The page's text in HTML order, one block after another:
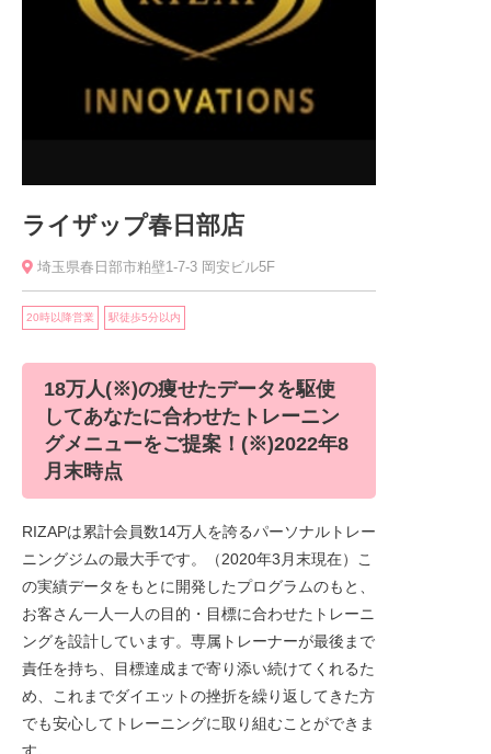
ライザップ春日部店
埼玉県春日部市粕壁1-7-3 岡安ビル5F
20時以降営業 駅徒歩5分以内
18万人(※)の痩せたデータを駆使
してあなたに合わせたトレーニン
グメニューをご提案！(※)2022年8
月末時点
RIZAPは累計会員数14万人を誇るパーソナルトレー
ニングジムの最大手です。（2020年3月末現在）こ
の実績データをもとに開発したプログラムのもと、
お客さん一人一人の目的・目標に合わせたトレーニ
ングを設計しています。専属トレーナーが最後まで
責任を持ち、目標達成まで寄り添い続けてくれるた
め、これまでダイエットの挫折を繰り返してきた方
でも安心してトレーニングに取り組むことができま
す。